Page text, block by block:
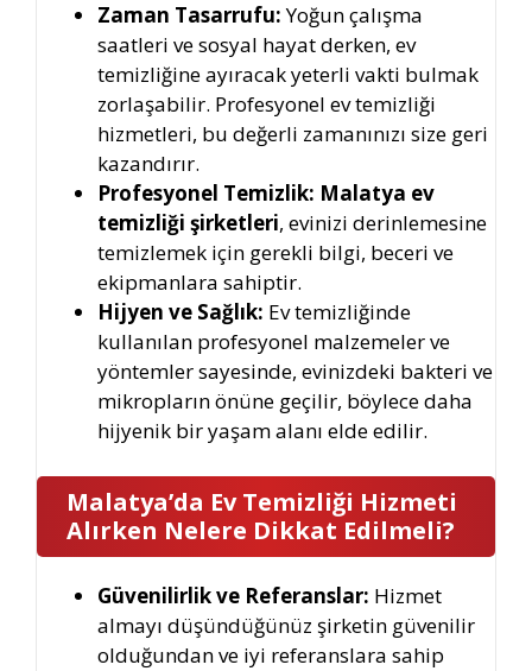
Zaman Tasarrufu:Yoğun çalışma
saatleri ve sosyal hayat derken, ev
temizliğine ayıracak yeterli vakti bulmak
zorlaşabilir. Profesyonel ev temizliği
hizmetleri, bu değerli zamanınızı size geri
kazandırır.
Profesyonel Temizlik: Malatya ev
temizliği şirketleri, evinizi derinlemesine
temizlemek için gerekli bilgi, beceri ve
ekipmanlara sahiptir.
Hijyen ve Sağlık: Ev temizliğinde
kullanılan profesyonel malzemeler ve
yöntemler sayesinde, evinizdeki bakteri ve
mikropların önüne geçilir, böylece daha
hijyenik bir yaşam alanı elde edilir.
Malatya’da Ev Temizliği Hizmeti
Alırken Nelere Dikkat Edilmeli?
Güvenilirlik ve Referanslar: Hizmet
almayı düşündüğünüz şirketin güvenilir
olduğundan ve iyi referanslara sahip